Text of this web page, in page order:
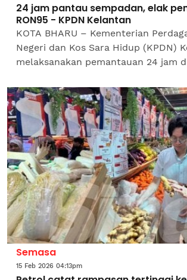
24 jam pantau sempadan, elak
RON95 - KPDN Kelantan
KOTA BHARU – Kementerian
Negeri dan Kos Sara Hidup (KPDN)
melaksanakan pemantauan 24 jam
kegiatan penyeludupan...
Semasa
15 Feb 2026 04:13pm